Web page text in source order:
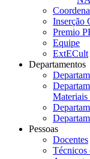
Inserção
Premio
Equipe
ExtECult
Departamentos
Pessoas
Docentes
Técnicos